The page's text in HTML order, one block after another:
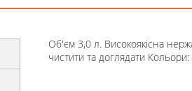
Об'єм 3,0 л. Високоякісна
чистити та доглядати